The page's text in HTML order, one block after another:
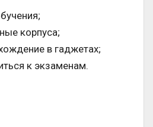
корпуса;
в гаджетах;
к экзаменам.